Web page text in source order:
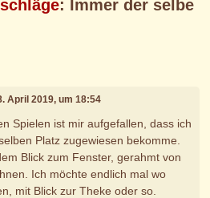
: Immer der selbe
April 2019, um 18:54
Spielen ist mir aufgefallen, dass ich
Platz zugewiesen bekomme.
Blick zum Fenster, gerahmt von
Ich möchte endlich mal wo
mit Blick zur Theke oder so.